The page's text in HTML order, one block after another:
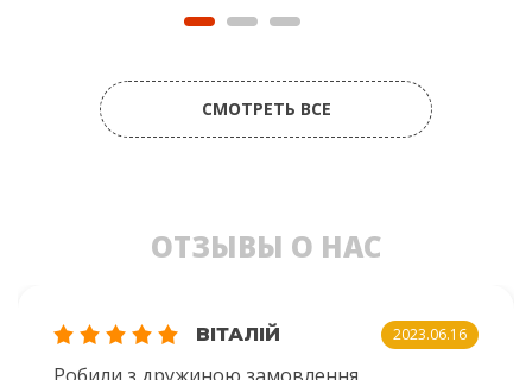
СМОТРЕТЬ ВСЕ
ОТЗЫВЫ О НАС
ВІТАЛІЙ 2023.06.16